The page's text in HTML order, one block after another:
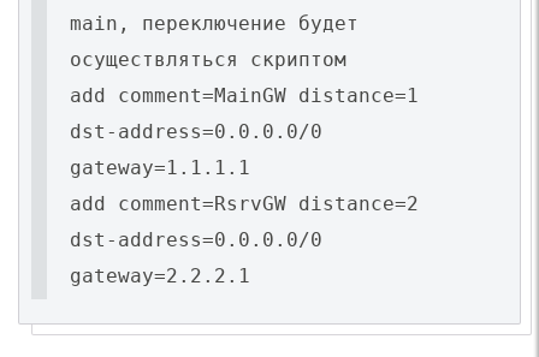
main, переключение будет
осуществляться скриптом
add comment=MainGW distance=1
dst-address=0.0.0.0/0
gateway=1.1.1.1
add comment=RsrvGW distance=2
dst-address=0.0.0.0/0
gateway=2.2.2.1